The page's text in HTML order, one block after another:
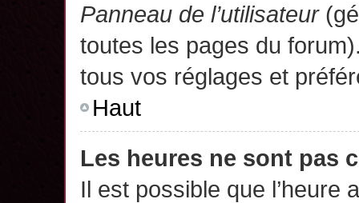
Panneau de l’utilisateur
toutes les pages du
tous vos réglages et
Haut
Les heures ne sont pas
Il est possible que l’heure